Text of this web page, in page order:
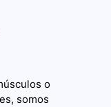
o
somos